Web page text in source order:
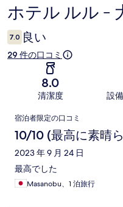
口
コ
ミ
ホテル ルル -
7.0 良い
29 件の口コミ
8.0
清潔度 設
口
コ
ミ
宿泊者限定の口コミ
10/10 (最高に素晴
2023 年 9 月 24 日
最高でした
Masanobu、1 泊旅行